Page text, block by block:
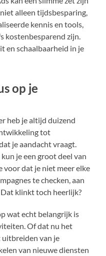
alleen tijdsbesparing,
kennis en tools,
kostenbesparend zijn.
en schaalbaarheid in je
op je
heb je altijd duizend
tot
je aandacht vraagt.
kun je een groot deel van
voor dat je niet meer elke
te checken, aan
klinkt toch heerlijk?
wat echt belangrijk is
Of dat nu het
van je
van nieuwe diensten